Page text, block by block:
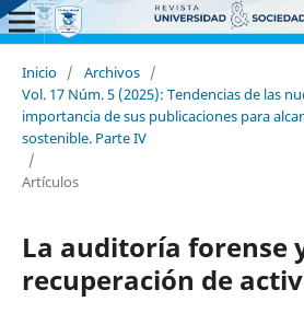
Inicio / Archivos /
Vol. 17 Núm. 5 (2025): Tendencias de las
importancia de sus publicaciones para
sostenible. Parte IV
/
Artículos
La auditoría forense
recuperación de